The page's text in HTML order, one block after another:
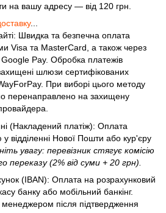
на вашу адресу — від 120 грн.
...
Швидка та безпечна оплата
Visa та MasterCard, а також через
Pay. Обробка платежів
шлюзи сертифікованих
При виборі цього методу
перенаправлено на захищену
(Накладений платіж): Оплата
у відділенні Нової Пошти або кур'єру
увагу: перевізник стягує комісію
переказу (2% від суми + 20 грн).
(IBAN): Оплата на розрахунковий
банку або мобільний банкінг.
менеджером після підтвердження